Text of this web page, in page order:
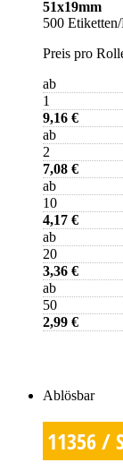
51x19mm
500
Preis pro
ab
1
9,16 €
ab
2
7,08 €
ab
10
4,17 €
ab
20
3,36 €
ab
50
2,99 €
Ablösbar
11356 /